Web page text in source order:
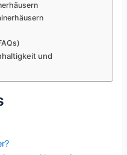
und